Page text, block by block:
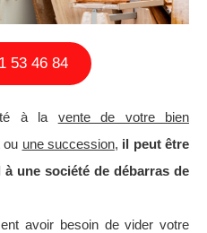
53 46 84
à la vente de votre bien
ou une succession, il peut être
une société de débarras de
avoir besoin de vider votre